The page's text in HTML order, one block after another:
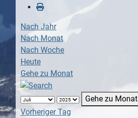
Nach Jahr
Nach Monat
Nach Woche
Heute
Gehe zu Monat
Gehe zu Monat
Vorheriger Tag